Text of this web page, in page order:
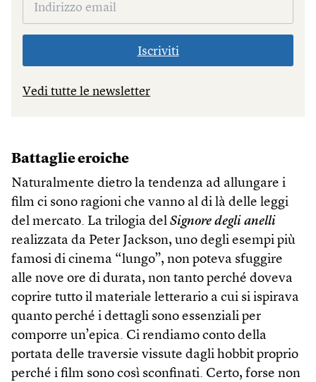
Iscriviti
Vedi tutte le newsletter
Battaglie eroiche
Naturalmente dietro la tendenza ad allungare i
film ci sono ragioni che vanno al di là delle leggi
del mercato. La trilogia del Signore degli anelli
realizzata da Peter Jackson, uno degli esempi più
famosi di cinema “lungo”, non poteva sfuggire
alle nove ore di durata, non tanto perché doveva
coprire tutto il materiale letterario a cui si ispirava
quanto perché i dettagli sono essenziali per
comporre un’epica. Ci rendiamo conto della
portata delle traversie vissute dagli hobbit proprio
perché i film sono così sconfinati. Certo, forse non